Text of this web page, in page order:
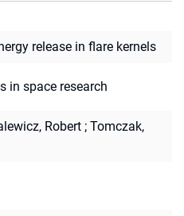
release in flare kernels
in space research
Robert ; Tomczak,